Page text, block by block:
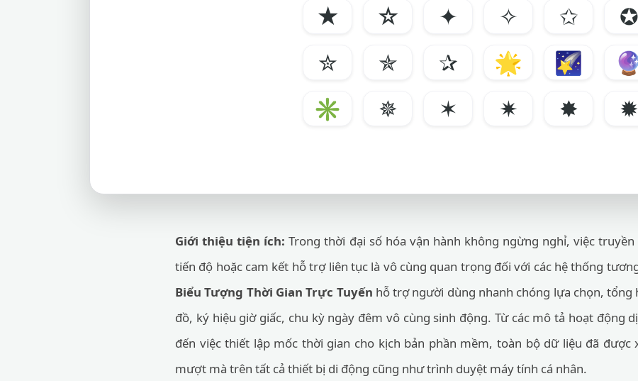
★ ☆ ✦ ✧ ✩ ✪
✮
✯ ✰ 🌟 🌠
✳️
✵ ✶ ✷ ✸ ✹
Giới thiệu tiện ích: Trong thời đại số hóa vận hành không ngừng nghỉ, việc
tiến độ hoặc cam kết hỗ trợ liên tục là vô cùng quan trọng đối với các hệ thống
Biểu Tượng Thời Gian Trực Tuyến hỗ trợ người dùng nhanh chóng lựa chọn, tổng
đồ, ký hiệu giờ giấc, chu kỳ ngày đêm vô cùng sinh động. Từ các mô tả hoạt động
đến việc thiết lập mốc thời gian cho kịch bản phần mềm, toàn bộ dữ liệu đã
mượt mà trên tất cả thiết bị di động cũng như trình duyệt máy tính cá nhân.